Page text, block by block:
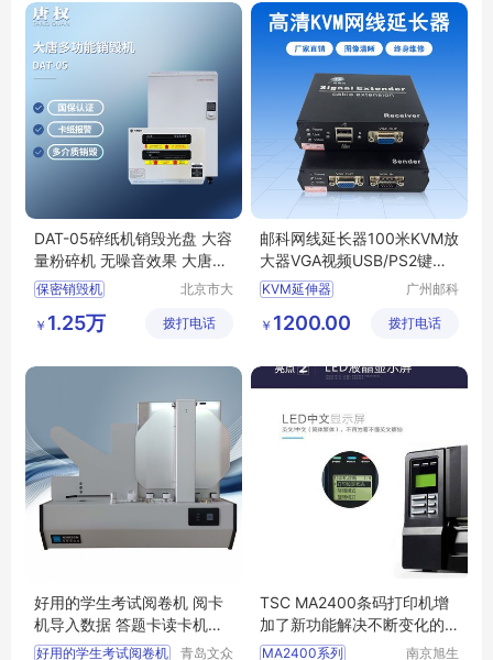
机读卡阅卷机
光标阅读机
DAT-05碎纸机销毁光盘 大容
量粉碎机 无噪音效果 大唐盛
兴
保密销毁机
设备怎么销毁
碎纸机能碎订书钉吗
北京市大
技发展有
￥ 1.25万 拨打电话
邮科网线延长器100米KVM放
大器VGA视频USB/PS2键鼠
延长
KVM延伸器
视频延长器
KVM延长器
广州邮科
有限公司
￥ 1200.00 拨打电话
好用的学生考试阅卷机 阅卡
机导入数据 答题卡读卡机原
理
好用的学生考试阅卷机 青岛文众
TSC MA2400条码打印机增
加了新功能解决不断变化的
业务挑战
MA2400系列 南京旭生